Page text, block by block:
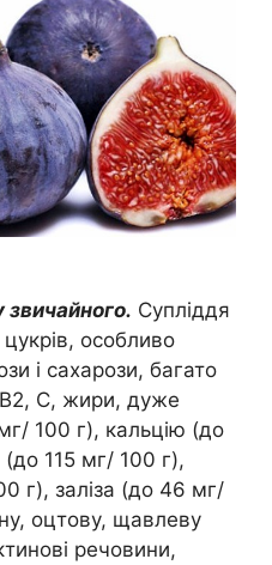
звичайного. Супліддя
особливо
і сахарози, багато
B2, C, жири, дуже
100 г), кальцію (до
115 мг/ 100 г),
г), заліза (до 46 мг/
оцтову, щавлеву
речовини,